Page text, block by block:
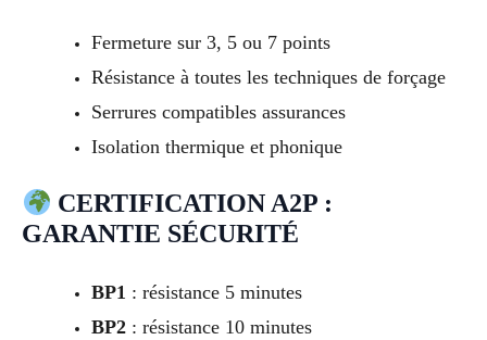
Fermeture sur 3, 5 ou 7 points
Résistance à toutes les techniques de forçage
Serrures compatibles assurances
Isolation thermique et phonique
CERTIFICATION A2P :
GARANTIE SÉCURITÉ
BP1 : résistance 5 minutes
BP2: résistance 10 minutes